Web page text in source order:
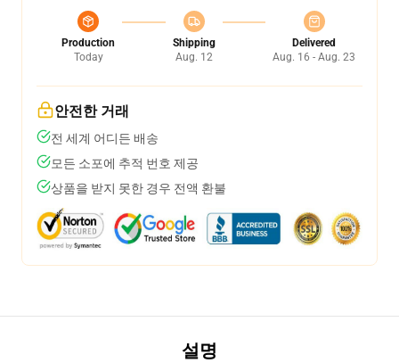
Production
Today
Shipping
Aug. 12
Delivered
Aug. 16 - Aug. 23
안전한 거래
전 세계 어디든 배송
모든 소포에 추적 번호 제공
상품을 받지 못한 경우 전액 환불
설명